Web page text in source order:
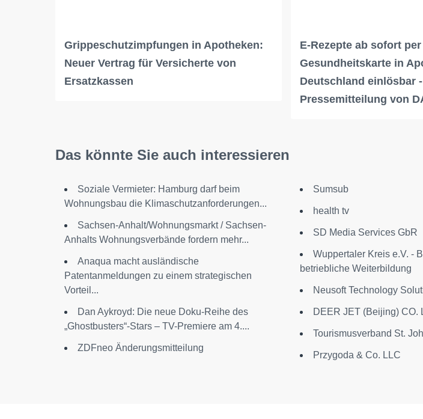
Grippeschutzimpfungen in Apotheken:
Neuer Vertrag für Versicherte von
Ersatzkassen
E-Rezepte ab sofort per
Gesundheitskarte in
Deutschland einlösbar
Pressemitteilung von
Das könnte Sie auch interessieren
Soziale Vermieter: Hamburg darf beim
Wohnungsbau die Klimaschutzanforderungen...
Sachsen-Anhalt/Wohnungsmarkt / Sachsen-
Anhalts Wohnungsverbände fordern mehr...
Anaqua macht ausländische
Patentanmeldungen zu einem strategischen
Vorteil...
Dan Aykroyd: Die neue Doku-Reihe des
„Ghostbusters“-Stars – TV-Premiere am 4....
ZDFneo Änderungsmitteilung
Sumsub
health tv
SD Media Services GbR
Wuppertaler Kreis e.V. -
betriebliche Weiterbildung
Neusoft Technology
DEER JET (Beijing) CO.
Tourismusverband St.
Przygoda & Co. LLC